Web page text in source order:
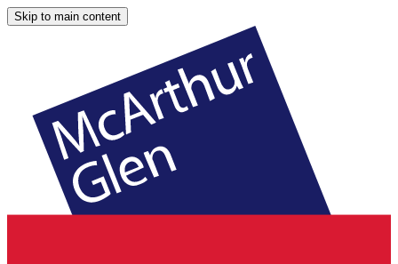
Skip to main content